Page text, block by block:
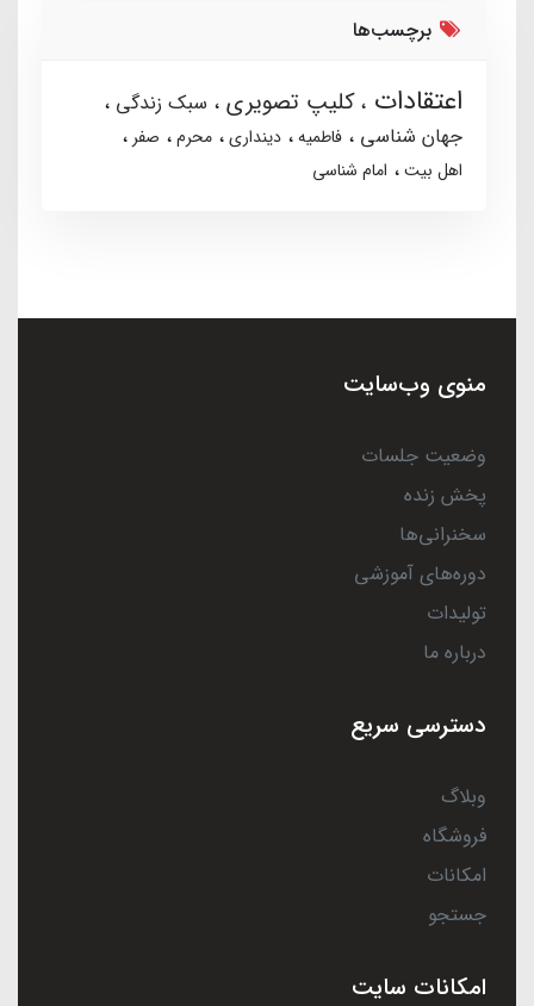
برچسب‌ها
اعتقادات کلیپ تصویری
سبک زندگی
جهان شناسی
فاطمیه دینداری محرم
صفر
اهل بیت
امام شناسی
منوی وب‌سایت
وضعیت جلسات
پخش زنده
سخنرانی‌ها
دوره‌های آموزشی
تولیدات
درباره ما
دسترسی سریع
وبلاگ
فروشگاه
امکانات
جستجو
امکانات سایت